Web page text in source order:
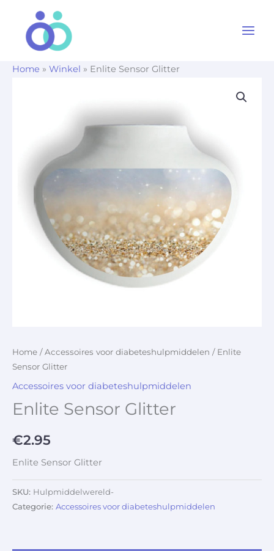
Home » Winkel » Enlite Sensor Glitter
Home /Accessoires voor diabeteshulpmiddelen / Enlite
Sensor Glitter
Accessoires voor diabeteshulpmiddelen
Enlite Sensor Glitter
€2.95
Enlite Sensor Glitter
SKU: Hulpmiddelwereld-
Categorie: Accessoires voor diabeteshulpmiddelen